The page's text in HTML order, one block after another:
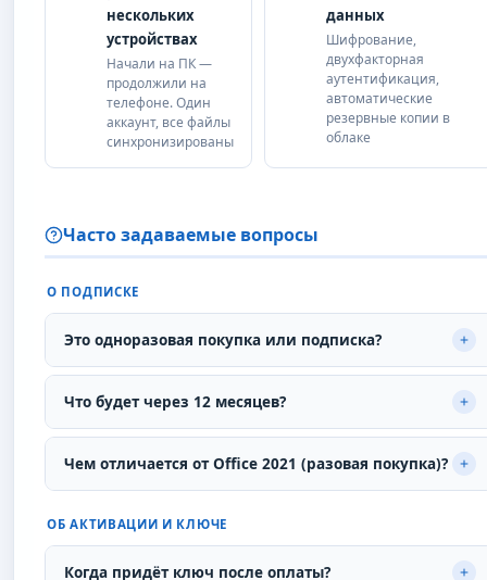
нескольких
устройствах
Начали на ПК —
продолжили на
телефоне. Один
аккаунт, все файлы
синхронизированы
данных
Шифрование,
двухфакторная
аутентификация,
автоматические
резервные копии в
облаке
Часто задаваемые вопросы
О ПОДПИСКЕ
Это одноразовая покупка или подписка?
Это подписка на 12 месяцев. По истечении срока
продолжения работы нужно продлить подписку в
Что будет через 12 месяцев?
Подписка истекает и приложения переходят в режим
дней, затем хранилище сокращается до 5 ГБ. Продлите
Чем отличается от Office 2021 (разовая покупка)?
Office 2021 — разовая покупка без обновлений, только
5 ГБ OneDrive, работает на 1 устройстве. Microsoft 365
— живая подписка: постоянные обновления, Copilot AI,
ОБ АКТИВАЦИИ И КЛЮЧЕ
Когда придёт ключ после оплаты?